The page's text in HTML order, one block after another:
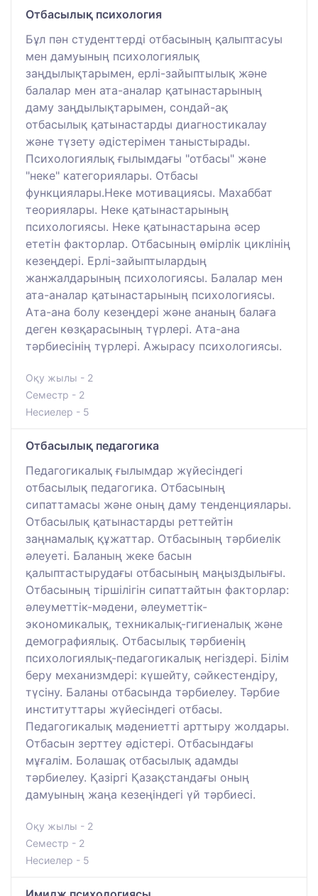
Отбасылық психология
Бұл пән студенттерді отбасының қалыптасуы
мен дамуының психологиялық
заңдылықтарымен, ерлі-зайыптылық және
балалар мен ата-аналар қатынастарының
даму заңдылықтарымен, сондай-ақ
отбасылық қатынастарды диагностикалау
және түзету әдістерімен таныстырады.
Психологиялық ғылымдағы "отбасы" және
"неке" категориялары. Отбасы
функциялары.Неке мотивациясы. Махаббат
теориялары. Неке қатынастарының
психологиясы. Неке қатынастарына әсер
ететін факторлар. Отбасының өмірлік циклінің
кезеңдері. Ерлі-зайыптылардың
жанжалдарының психологиясы. Балалар мен
ата-аналар қатынастарының психологиясы.
Ата-ана болу кезеңдері және ананың балаға
деген көзқарасының түрлері. Ата-ана
тәрбиесінің түрлері. Ажырасу психологиясы.
Оқу жылы - 2
Семестр - 2
Несиелер - 5
Отбасылық педагогика
Педагогикалық ғылымдар жүйесіндегі
отбасылық педагогика. Отбасының
сипаттамасы және оның даму тенденциялары.
Отбасылық қатынастарды реттейтін
заңнамалық құжаттар. Отбасының тәрбиелік
әлеуеті. Баланың жеке басын
қалыптастырудағы отбасының маңыздылығы.
Отбасының тіршілігін сипаттайтын факторлар:
әлеуметтік-мәдени, әлеуметтік-
экономикалық, техникалық-гигиеналық және
демографиялық. Отбасылық тәрбиенің
психологиялық-педагогикалық негіздері. Білім
беру механизмдері: күшейту, сәйкестендіру,
түсіну. Баланы отбасында тәрбиелеу. Тәрбие
институттары жүйесіндегі отбасы.
Педагогикалық мәдениетті арттыру жолдары.
Отбасын зерттеу әдістері. Отбасындағы
мұғалім. Болашақ отбасылық адамды
тәрбиелеу. Қазіргі Қазақстандағы оның
дамуының жаңа кезеңіндегі үй тәрбиесі.
Оқу жылы - 2
Семестр - 2
Несиелер - 5